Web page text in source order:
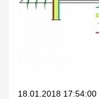
18.01.2018 17:54:00